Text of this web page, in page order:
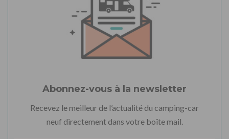
Abonnez-vous à la newsletter
Recevez le meilleur de l’actualité du camping-car
neuf directement dans votre boîte mail.